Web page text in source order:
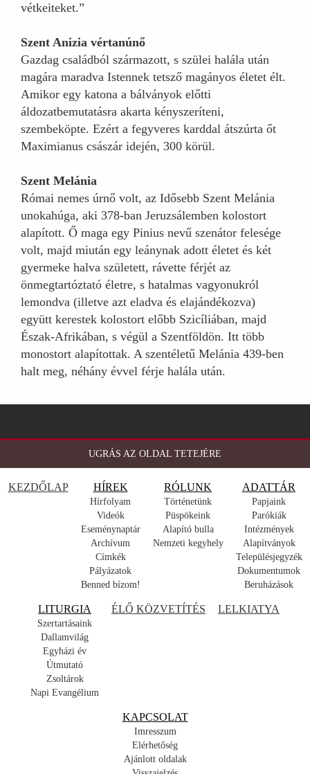
vétkeiteket.”
Szent Anizia vértanúnő
Gazdag családból származott, s szülei halála után
magára maradva Istennek tetsző magányos életet élt.
Amikor egy katona a bálványok előtti
áldozatbemutatásra akarta kényszeríteni,
szembeköpte. Ezért a fegyveres karddal átszúrta őt
Maximianus császár idején, 300 körül.
Szent Melánia
Római nemes úrnő volt, az Idősebb Szent Melánia
unokahúga, aki 378-ban Jeruzsálemben kolostort
alapított. Ő maga egy Pinius nevű szenátor felesége
volt, majd miután egy leánynak adott életet és két
gyermeke halva született, rávette férjét az
önmegtartóztató életre, s hatalmas vagyonukról
lemondva (illetve azt eladva és elajándékozva)
együtt kerestek kolostort előbb Szicíliában, majd
Észak-Afrikában, s végül a Szentföldön. Itt több
monostort alapítottak. A szentéletű Melánia 439-ben
halt meg, néhány évvel férje halála után.
UGRÁS AZ OLDAL TETEJÉRE
KEZDŐLAP HÍREK
Hírfolyam
Videók
Eseménynaptár
Archívum
Címkék
Pályázatok
Benned bízom!
RÓLUNK
Történetünk
Püspökeink
Alapító bulla
Nemzeti kegyhely
ADATTÁR
Papjaink
Parókiák
Intézmények
Alapítványok
Településjegyzék
Dokumentumok
Beruházások
LITURGIA
Szertartásaink
Dallamvilág
Egyházi év
Útmutató
Zsoltárok
Napi Evangélium
ÉLŐ KÖZVETÍTÉS LELKIATYA
KAPCSOLAT
Imresszum
Elérhetőség
Ajánlott oldalak